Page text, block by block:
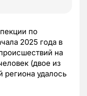
по
2025 года в
на
(двое из
региона удалось